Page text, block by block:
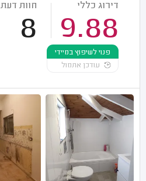
דירוג כללי
9.88
חוות דעת
8
פנוי לשיפוץ במיידי
עודכן אתמול